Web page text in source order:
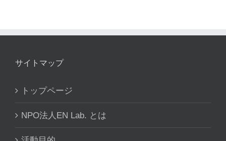
サイトマップ
トップページ
NPO法人EN Lab. とは